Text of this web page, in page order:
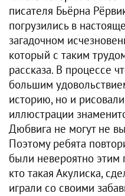
писателя Бьёрна
погрузились в
загадочном
который с таким
рассказа. В процессе
большим
историю, но и
иллюстрации
Дюбвига не могут не
Поэтому ребята
были невероятно этим
кто такая Акулиска,
играли со своими